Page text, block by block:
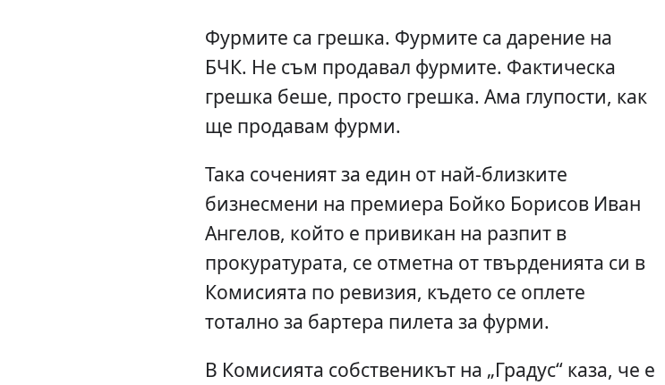
Фурмите са грешка. Фурмите са дарение на
БЧК. Не съм продавал фурмите. Фактическа
грешка беше, просто грешка. Ама глупости, как
ще продавам фурми.
Така соченият за един от най-близките
бизнесмени на премиера Бойко Борисов Иван
Ангелов, който е привикан на разпит в
прокуратурата, се отметна от твърденията си в
Комисията по ревизия, където се оплете
тотално за бартера пилета за фурми.
В Комисията собственикът на „Градус“ каза, че е